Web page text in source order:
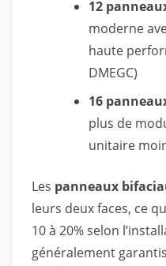
12
moderne
haute
DMEGC)
16
plus de
unitaire
Les panneaux
leurs deux faces, ce
10 à 20% selon
généralement